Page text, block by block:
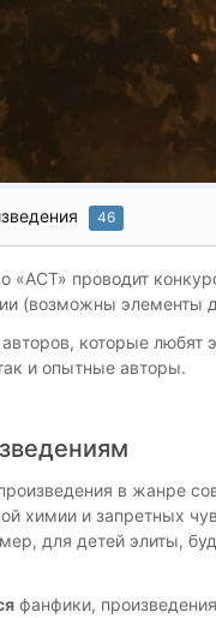
46
«АСТ» проводит
(возможны элементы
которые любят
и опытные авторы.
в жанре
химии и запретных
для детей элиты,
фанфики,